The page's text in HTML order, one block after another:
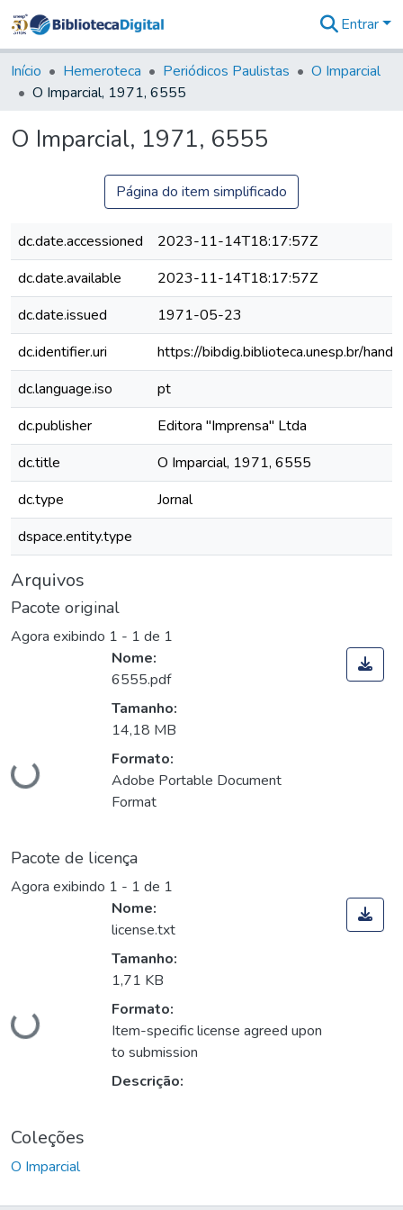
&
Coleções
Tudo na
Digital
Entrar
Início Hemeroteca Periódicos Paulistas
O Imparcial
O Imparcial, 1971, 6555
O Imparcial, 1971, 6555
Página do item simplificado
dc.date.accessioned
2023-11-14T18:17:57Z
dc.date.available
2023-11-14T18:17:57Z
dc.date.issued
1971-05-23
dc.identifier.uri
https://bibdig.biblioteca.unesp.br/
dc.language.iso
pt
dc.publisher
Editora "Imprensa" Ltda
dc.title
O Imparcial, 1971, 6555
dc.type
Jornal
dspace.entity.type
Arquivos
Pacote original
Agora exibindo 1 - 1 de 1
Carregando...
Nome:
6555.pdf
Tamanho:
14,18 MB
Formato:
Adobe Portable Document
Format
Pacote de licença
Agora exibindo 1 - 1 de 1
Carregando...
Nome:
license.txt
Tamanho:
1,71 KB
Formato:
Item-specific license agreed upon
to submission
Descrição:
Coleções
O Imparcial